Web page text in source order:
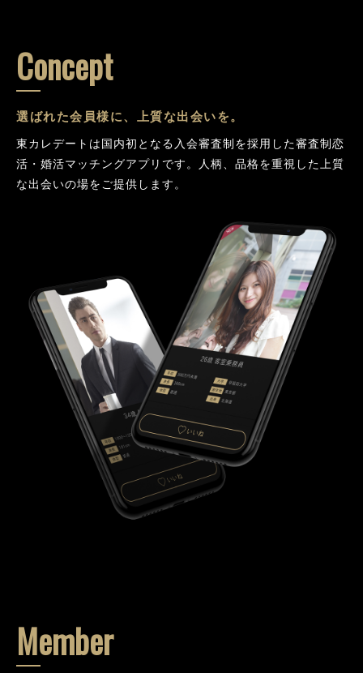
Concept
選ばれた会員様に、上質な出会いを。
東カレデートは国内初となる入会審査制を採用した審査制恋
活・婚活マッチングアプリです。人柄、品格を重視した上質
な出会いの場をご提供します。
Member